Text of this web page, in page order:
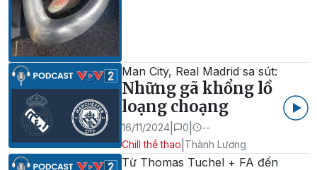
Man City, Real Madrid sa sút:
Những gã khổng lồ
loạng choạng
16/11/2024 0
--
Chill thể thao Thành Lương
Từ Thomas Tuchel + FA đến